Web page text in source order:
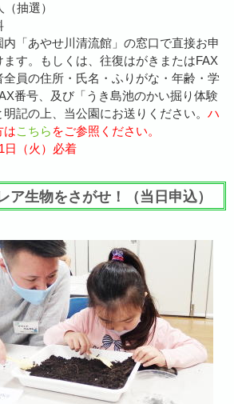
抽選）
「あやせ川清流館」の窓口で直接お申
す。もしくは、往復はがきまたはFAX
全員の住所・氏名・ふりがな・年齢・学
番号、及び「うき島池のかい掘り体験
記の上、当公園にお送りください。 ハ
はこちら をご参照ください。
日（火）必着
ア生物をさがせ！（当日申込）